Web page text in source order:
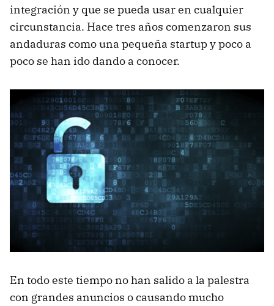
integración y que se pueda usar en cualquier
circunstancia. Hace tres años comenzaron sus
andaduras como una pequeña startup y poco a
poco se han ido dando a conocer.
En todo este tiempo no han salido a la palestra
con grandes anuncios o causando mucho